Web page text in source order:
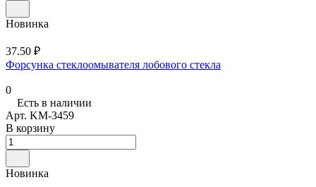
Новинка
37.50 ₽
Форсунка стеклоомывателя лобового стекла
0
Есть в наличии
Арт. KM-3459
В корзину
Новинка